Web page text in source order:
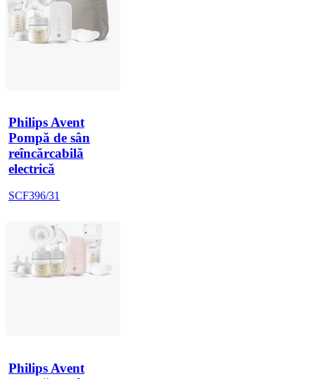
Philips Avent
Pompă de sân
reîncărcabilă
electrică
SCF396/31
Philips Avent